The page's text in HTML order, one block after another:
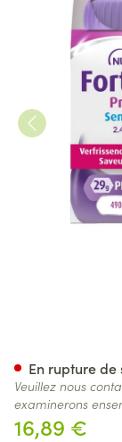
16,89 €
En rupture de
Veuillez nous
examinerons